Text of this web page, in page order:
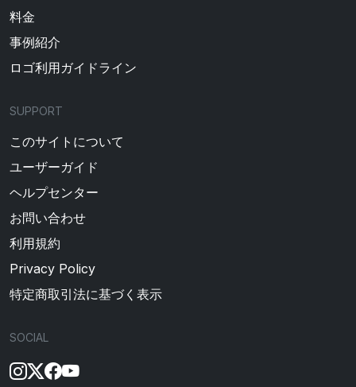
料金
事例紹介
ロゴ利用ガイドライン
SUPPORT
このサイトについて
ユーザーガイド
ヘルプセンター
お問い合わせ
利用規約
Privacy Policy
特定商取引法に基づく表示
SOCIAL